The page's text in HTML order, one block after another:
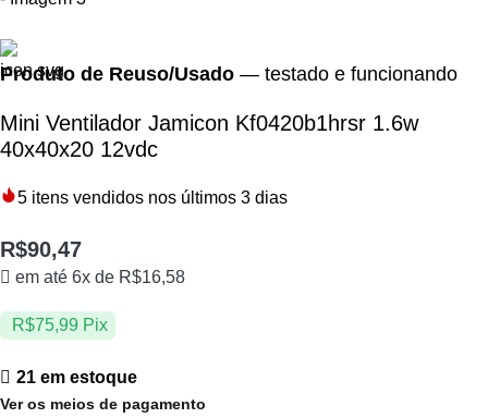
Produto de Reuso/Usado — testado e funcionando
Mini Ventilador Jamicon Kf0420b1hrsr 1.6w
40x40x20 12vdc
5 itens vendidos nos últimos 3 dias
R$90,47
em até 6x de R$16,58
R$75,99 Pix
21 em estoque
Ver os meios de pagamento